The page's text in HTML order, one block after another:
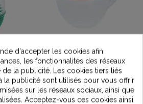
-
Presse Agrume - Abricot
16,90 €
d'accepter les cookies afin
les fonctionnalités des réseaux
la publicité. Les cookies tiers liés
la publicité sont utilisés pour vous offrir
sur les réseaux sociaux, ainsi que
Acceptez-vous ces cookies ainsi